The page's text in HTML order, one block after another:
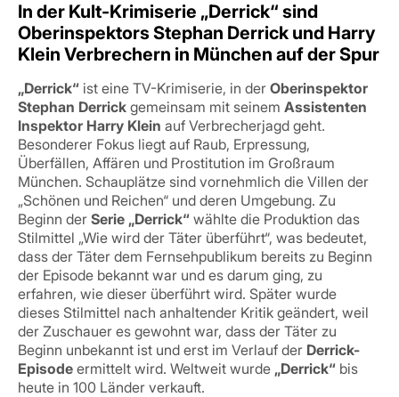
In der Kult-Krimiserie „Derrick“ sind
Oberinspektors Stephan Derrick und Harry
Klein Verbrechern in München auf der Spur
„Derrick“ ist eine TV-Krimiserie, in der Oberinspektor
Stephan Derrick gemeinsam mit seinem Assistenten
Inspektor Harry Klein auf Verbrecherjagd geht.
Besonderer Fokus liegt auf Raub, Erpressung,
Überfällen, Affären und Prostitution im Großraum
München. Schauplätze sind vornehmlich die Villen der
„Schönen und Reichen“ und deren Umgebung. Zu
Beginn der Serie „Derrick“ wählte die Produktion das
Stilmittel „Wie wird der Täter überführt“, was bedeutet,
dass der Täter dem Fernsehpublikum bereits zu Beginn
der Episode bekannt war und es darum ging, zu
erfahren, wie dieser überführt wird. Später wurde
dieses Stilmittel nach anhaltender Kritik geändert, weil
der Zuschauer es gewohnt war, dass der Täter zu
Beginn unbekannt ist und erst im Verlauf der Derrick-
Episode ermittelt wird. Weltweit wurde „Derrick“ bis
heute in 100 Länder verkauft.